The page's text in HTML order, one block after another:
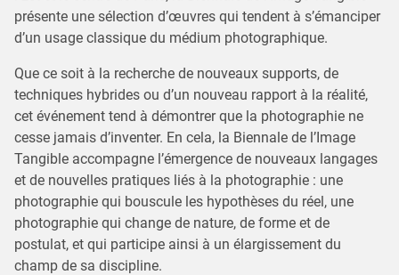
présente une sélection d’œuvres qui tendent à s’émanciper
d’un usage classique du médium photographique.
Que ce soit à la recherche de nouveaux supports, de
techniques hybrides ou d’un nouveau rapport à la réalité,
cet événement tend à démontrer que la photographie ne
cesse jamais d’inventer. En cela, la Biennale de l’Image
Tangible accompagne l’émergence de nouveaux langages
et de nouvelles pratiques liés à la photographie : une
photographie qui bouscule les hypothèses du réel, une
photographie qui change de nature, de forme et de
postulat, et qui participe ainsi à un élargissement du
champ de sa discipline.